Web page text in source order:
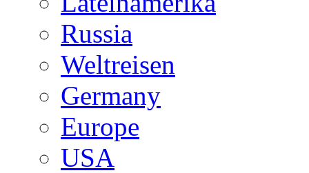
Russia
Weltreisen
Germany
Europe
USA